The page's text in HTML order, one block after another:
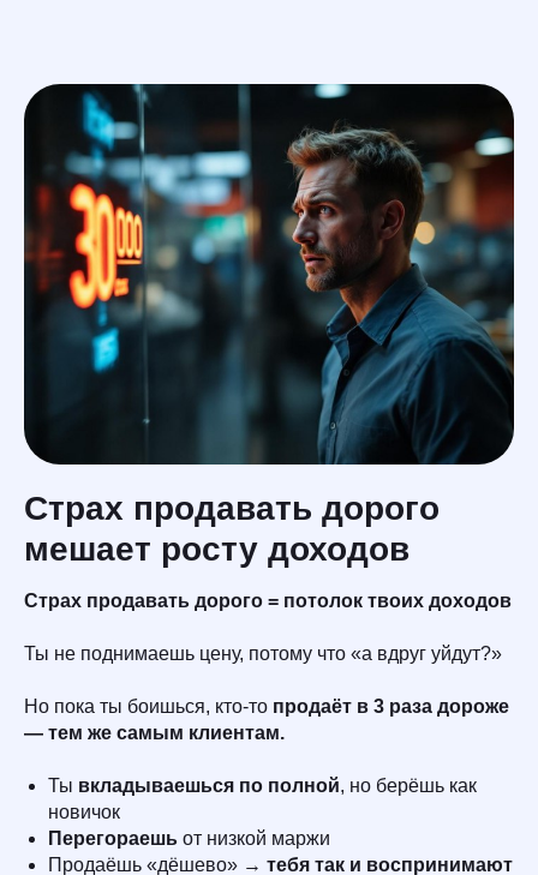
Страх продавать дорого
мешает росту доходов
Страх продавать дорого = потолок твоих доходов
Ты не поднимаешь цену, потому что «а вдруг уйдут?»
Но пока ты боишься, кто-то продаёт в 3 раза дороже
— тем же самым клиентам.
Ты вкладываешься по полной, но берёшь как
новичок
Перегораешь от низкой маржи
Продаёшь «дёшево» → тебя так и воспринимают